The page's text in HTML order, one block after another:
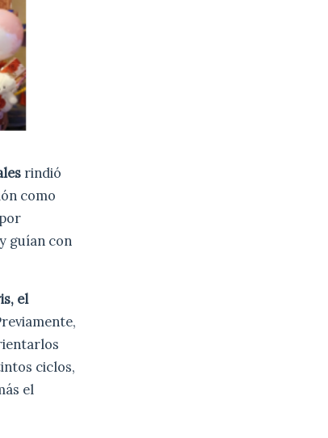
rindió
como
guían con
el
ciclos,
el